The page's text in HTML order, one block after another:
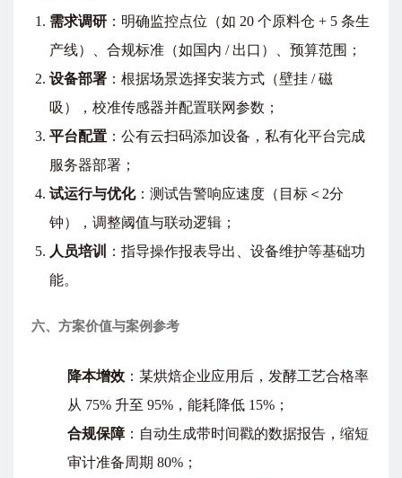
需求调研 ：明确监控点位（如 20 个原料仓 + 5 条生
产线）、合规标准（如国内 / 出口）、预算范围；
设备部署 ：根据场景选择安装方式（壁挂 / 磁
吸），校准传感器并配置联网参数；
平台配置 ：公有云扫码添加设备，私有化平台完成
服务器部署；
试运行与优化：测试告警响应速度（目标＜2分
钟），调整阈值与联动逻辑；
人员培训
：指导操作报表导出、设备维护等基础功
能。
六、方案价值与案例参考
降本增效 ：某烘焙企业应用后，发酵工艺合格率
从 75% 升至 95%，能耗降低 15%；
合规保障：自动生成带时间戳的数据报告，缩短
审计准备周期 80%；